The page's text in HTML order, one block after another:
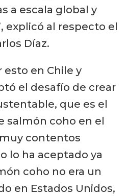
a escala global y
explicó al respecto el
Díaz.
esto en Chile y
el desafío de crear
que es el
salmón coho en el
contentos
lo ha aceptado ya
coho no era un
en Estados Unidos,